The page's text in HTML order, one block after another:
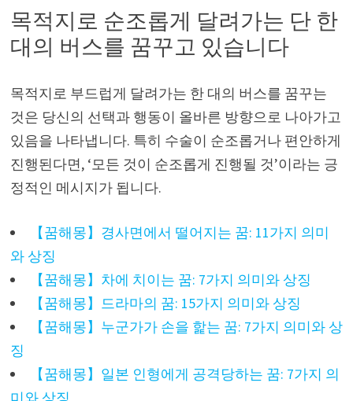
목적지로 순조롭게 달려가는 단 한
대의 버스를 꿈꾸고 있습니다
목적지로 부드럽게 달려가는 한 대의 버스를 꿈꾸는
것은 당신의 선택과 행동이 올바른 방향으로 나아가고
있음을 나타냅니다. 특히 수술이 순조롭거나 편안하게
진행된다면, ‘모든 것이 순조롭게 진행될 것’이라는 긍
정적인 메시지가 됩니다.
【꿈해몽】경사면에서 떨어지는 꿈: 11가지 의미
와 상징
【꿈해몽】차에 치이는 꿈: 7가지 의미와 상징
【꿈해몽】드라마의 꿈: 15가지 의미와 상징
【꿈해몽】누군가가 손을 핥는 꿈: 7가지 의미와 상
징
【꿈해몽】일본 인형에게 공격당하는 꿈: 7가지 의